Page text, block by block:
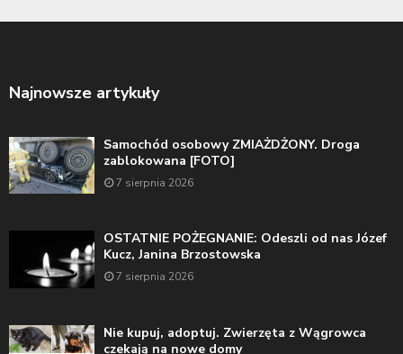
Najnowsze artykuły
Samochód osobowy ZMIAŻDŻONY. Droga
zablokowana [FOTO]
7 sierpnia 2026
OSTATNIE POŻEGNANIE: Odeszli od nas Józef
Kucz, Janina Brzostowska
7 sierpnia 2026
Nie kupuj, adoptuj. Zwierzęta z Wągrowca
czekają na nowe domy